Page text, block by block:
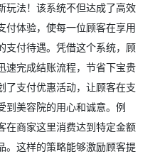
玩法！该系统不但达成了高效
付体验，使每一位顾客在享用
支付待遇。凭借这个系统，顾
速完成结账流程，节省下宝贵
了支付优惠活动，让顾客在支
到美容院的用心和诚意。例
在商家这里消费达到特定金额
。这样的策略能够激励顾客提